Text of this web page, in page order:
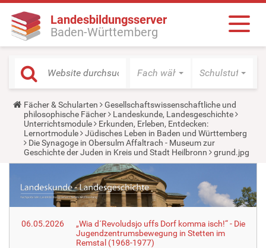
Landesbildungsserver
Baden-Württemberg
Fach wählen Schulstufe
Y
o
u
a
r
e
h
e
:
Fächer & Schularten
Gesellschaftswissenschaftliche und
philosophische Fächer
Landeskunde, Landesgeschichte
Unterrichtsmodule
Erkunden, Erleben, Entdecken:
Lernortmodule
Jüdisches Leben in Baden und Württemberg
Die Synagoge in Obersulm Affaltrach - Museum zur
Geschichte der Juden in Kreis und Stadt Heilbronn
grund.jpg
06.05.2026
„Wia d´Revoludsjo uffs Dorf komma isch!“ - Die
Jugendzentrumsbewegung in Stetten im
Remstal (1968-1977)